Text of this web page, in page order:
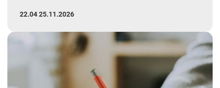
22.04 25.11.2026